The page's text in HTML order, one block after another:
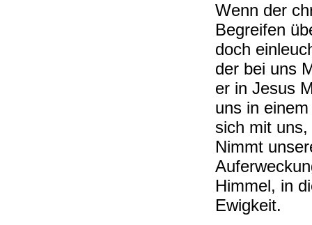
Wenn der
Begreifen
doch
der bei uns
er in Jesus
uns in
sich mit
Nimmt
Himmel, in
Ewigkeit.